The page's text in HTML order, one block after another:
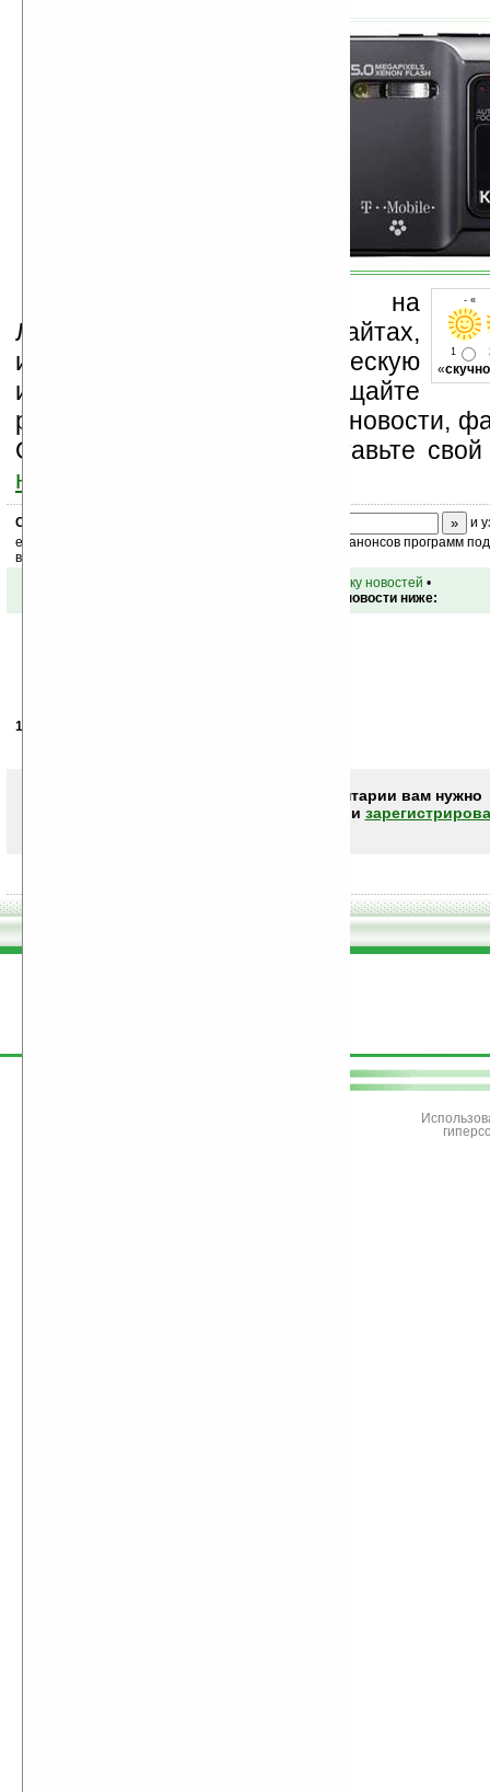
- «
1
«скучно
Устанавливайте линк на
Ладошки на своих сайтах,
изучайте коммерческую
информацию, посещайте
разделы сайта (форум, чат, новости,
Оцените эту новость и оставьте
ниже на странице
Скоро
и
ежедневный или еженедельный дайджест новостей, анонсов программ
ваш почтовый ящик.
вернуться к списку новостей •
Обсуждение этой новости ниже:
12.11.2008
Чтобы писать комментарии вам нужно
или